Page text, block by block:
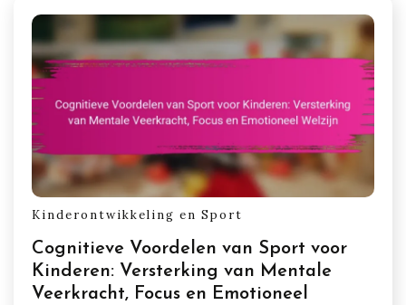
Kinderontwikkeling en Sport
Cognitieve Voordelen van Sport voor
Kinderen: Versterking van Mentale
Veerkracht, Focus en Emotioneel